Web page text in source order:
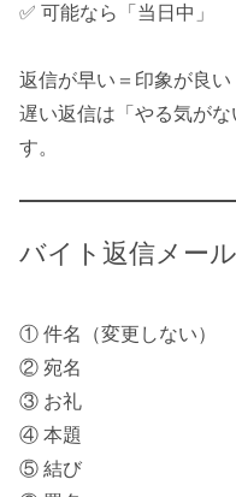
✅ 可能なら「当日中」
返信が早い＝印象が良い
遅い返信は「やる気が
す。
バイト返信メー
① 件名（変更しない）
② 宛名
③ お礼
④ 本題
⑤ 結び